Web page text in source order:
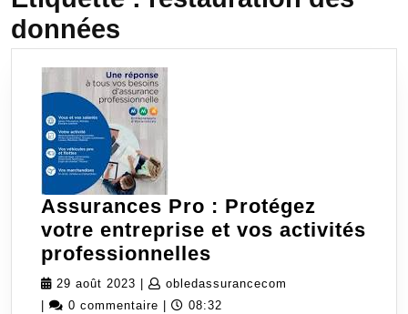
données
Assurances Pro : Protégez
votre entreprise et vos activités
professionnelles
Pro
:
29 août 2023 29
août
obledassurancecom
0 commentaire 08:32